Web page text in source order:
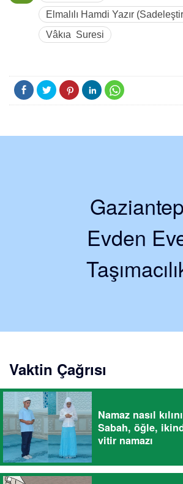
Elmalılı Hamdi Yazır
Vâkıa Suresi
Gaziantep
Evden
Vaktin Çağrısı
Namaz nasıl
Sabah, öğle,
vitir namazı